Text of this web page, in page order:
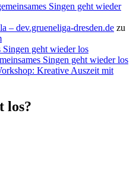
Singen geht wieder
– dev.grueneliga-dresden.de zu
Singen geht wieder los
Singen geht wieder los
Kreative Auszeit mit
los?